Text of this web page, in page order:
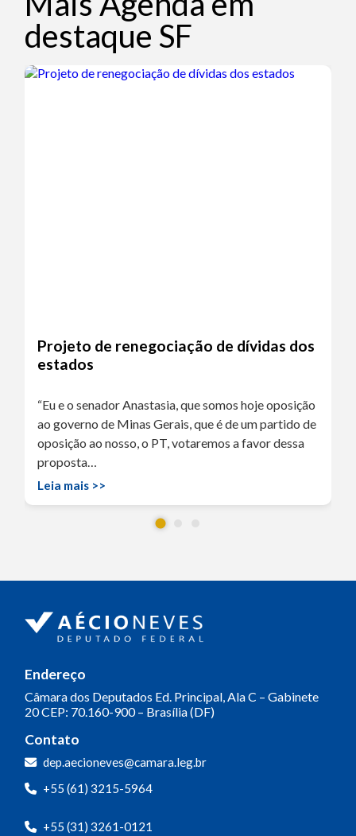
destaque SF
Projeto de renegociação de dívidas dos
estados
“Eu e o senador Anastasia, que somos hoje oposição
ao governo de Minas Gerais, que é de um partido de
oposição ao nosso, o PT, votaremos a favor dessa
proposta…
Leia mais >>
Endereço
Câmara dos Deputados Ed. Principal, Ala C – Gabinete
20CEP: 70.160-900 – Brasília (DF)
Contato
dep.aecioneves@camara.leg.br
+55 (61) 3215-5964
+55 (31) 3261-0121